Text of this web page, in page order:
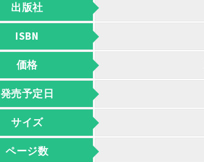
出版社
ISBN
価格
発売予定日
サイズ
ページ数